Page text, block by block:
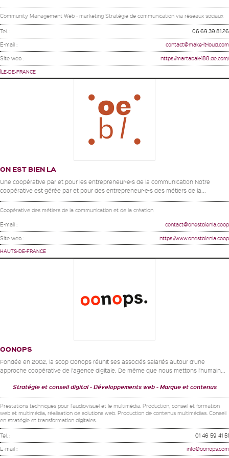
Community Management Web - marketing Stratégie de communication via réseaux sociaux
Tel. : 06.69.39.81.26
E-mail : contact@make-it-loud.com
Site web : https://martabak-188.de.com/
ÎLE-DE-FRANCE
ON EST BIEN LA
Une coopérative par et pour les entrepreneur•e•s de la communication Notre
coopérative est gérée par et pour des entrepreneur•e•s des métiers de la...
Coopérative des métiers de la communication et de la création
E-mail : contact@onestbienla.coop
Site web : https://www.onestbienla.coop
HAUTS-DE-FRANCE
OONOPS
Fondée en 2002, la scop Oonops réunit ses associés salariés autour d’une
approche coopérative de l’agence digitale. De même que nous mettons l’humain...
Stratégie et conseil digital Développements web Marque et contenus
Prestations techniques pour l'audiovisuel et le multimédia. Production, conseil et formation
web et multimédia, réalisation de solutions web. Production de contenus multimédias. Conseil
en stratégie et transformation digitales.
Tel. : 01 46 59 41 51
E-mail : info@oonops.com